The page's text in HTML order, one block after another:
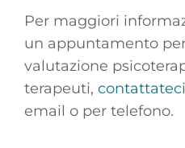
Per maggiori
un appuntamento
valutazione
terapeuti, contattateci
email o per telefono.